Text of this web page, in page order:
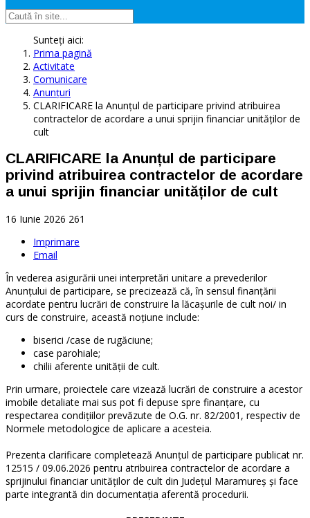
Sunteți aici:
Prima pagină
Activitate
Comunicare
Anunţuri
CLARIFICARE la Anunțul de participare privind atribuirea
contractelor de acordare a unui sprijin financiar unităților de
cult
CLARIFICARE la Anunțul de participare
privind atribuirea contractelor de acordare
a unui sprijin financiar unităților de cult
16 Iunie 2026 261
Imprimare
Email
În vederea asigurării unei interpretări unitare a prevederilor
Anunțului de participare, se precizează că, în sensul finanțării
acordate pentru lucrări de construire la lăcașurile de cult noi/ in
curs de construire, această noțiune include:
biserici /case de rugăciune;
case parohiale;
chilii aferente unității de cult.
Prin urmare, proiectele care vizează lucrări de construire a acestor
imobile detaliate mai sus pot fi depuse spre finanțare, cu
respectarea condițiilor prevăzute de O.G. nr. 82/2001, respectiv de
Normele metodologice de aplicare a acesteia.
Prezenta clarificare completează Anunțul de participare publicat nr.
12515 / 09.06.2026 pentru atribuirea contractelor de acordare a
sprijinului financiar unităților de cult din Județul Maramureș și face
parte integrantă din documentația aferentă procedurii.